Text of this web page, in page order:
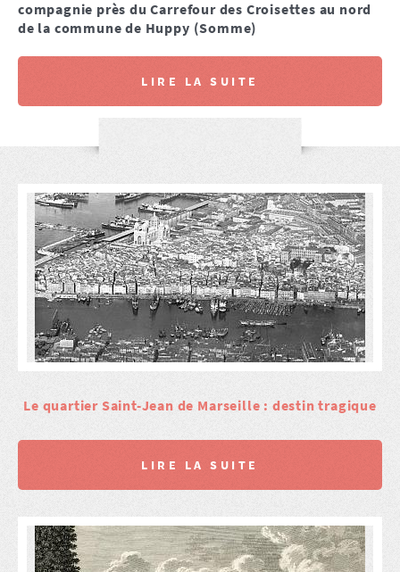
compagnie près du Carrefour des Croisettes au nord
de la commune de Huppy (Somme)
LIRE LA SUITE
Le quartier Saint-Jean de Marseille : destin tragique
LIRE LA SUITE